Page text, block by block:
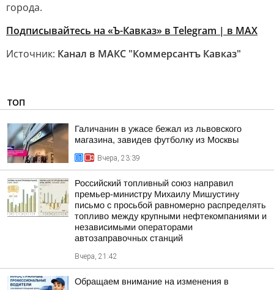
города.
Подписывайтесь на «Ъ-Кавказ» в Telegram | в MAX
Источник: Канал в МАКС "Коммерсантъ Кавказ"
ТОП
Галичанин в ужасе бежал из львовского
магазина, завидев футболку из Москвы
Вчера, 23:39
Российский топливный союз направил
премьер-министру Михаилу Мишустину
письмо с просьбой равномерно распределять
топливо между крупными нефтекомпаниями и
независимыми операторами
автозаправочных станций
Вчера, 21:42
Обращаем внимание на изменения в